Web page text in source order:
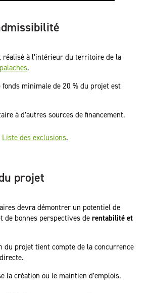
réalisé à l’intérieur du territoire de la
.
fonds minimale de 20 % du projet est
à d’autres sources de financement.
Liste des exclusions.
projet
devra démontrer un potentiel de
de bonnes perspectives de rentabilité et
du projet tient compte de la concurrence
la création ou le maintien d’emplois.